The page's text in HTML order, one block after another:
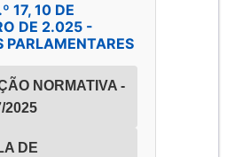
17, 10 DE
DE 2.025 -
PARLAMENTARES
NORMATIVA -
2025
DE